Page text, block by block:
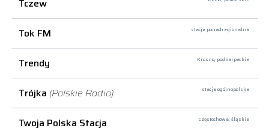
Tczew
Tok FM stacja ponadregionalna
Trendy Krosno, podkarpackie
Trójka (Polskie Radio) stacja ogólnopolska
Twoja Polska Stacja Częstochowa, śląskie